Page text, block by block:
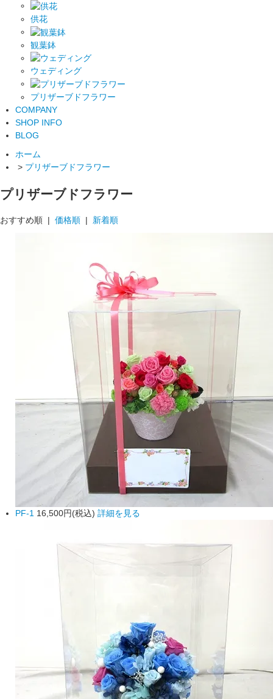
供花
観葉鉢
ウェディング
プリザーブドフラワー
COMPANY
SHOP INFO
BLOG
ホーム
> プリザーブドフラワー
プリザーブドフラワー
おすすめ順 | 価格順 | 新着順
PF-1 16,500円(税込) 詳細を見る